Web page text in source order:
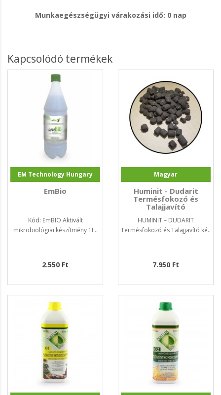
Munkaegészségügyi várakozási idő: 0 nap
Kapcsolódó termékek
EM Technology Hungary
EmBio
Kód: EmBIO Aktivált
mikrobiológiai készítmény 1L..
2.550 Ft
Magyar
Huminit - Dudarit
Termésfokozó és
Talajjavító
HUMINIT – DUDARIT
Termésfokozó és Talajjavító ké..
7.950 Ft